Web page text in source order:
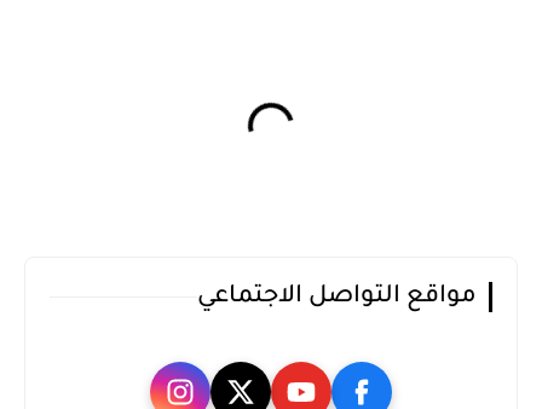
مواقع التواصل الاجتماعي